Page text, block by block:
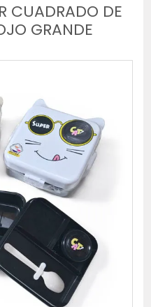
CUADRADO DE
GRANDE